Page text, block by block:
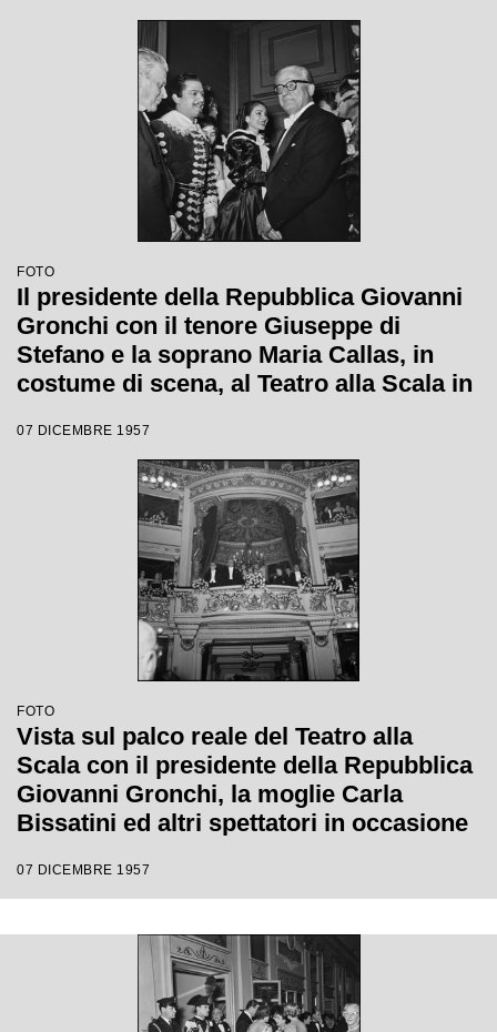
FOTO
Il presidente della Repubblica Giovanni
Gronchi con il tenore Giuseppe di
Stefano e la soprano Maria Callas, in
costume di scena, al Teatro alla Scala in
stagione lirica 1957-1958 con l'opera
"Un ballo in maschera", di Giuseppe
Verdi, diretta da Gianandrea Gavazzeni
con la regia di Margherita Wallmann
07 DICEMBRE 1957
FOTO
Vista sul palco reale del Teatro alla
Scala con il presidente della Repubblica
Giovanni Gronchi, la moglie Carla
Bissatini ed altri spettatori in occasione
lirica 1957-1958 con l'opera "Un ballo in
Gianandrea Gavazzeni con la regia di
Margherita Wallmann
07 DICEMBRE 1957